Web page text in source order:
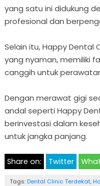
yang satu ini didukung
profesional dan
Selain itu, Happy Dental
yang nyaman, memiliki
canggih untuk
Dengan merawat gigi
andal seperti Happy
berinvestasi dalam
untuk jangka panjang.
Share on: Twitter
Tags: Dental Clinic Terdekat,